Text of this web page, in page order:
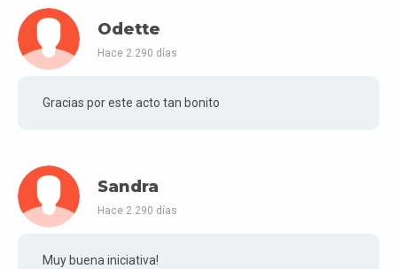
Odette
Hace 2.290 días
Gracias por este acto tan bonito
Sandra
Hace 2.290 días
Muy buena iniciativa!